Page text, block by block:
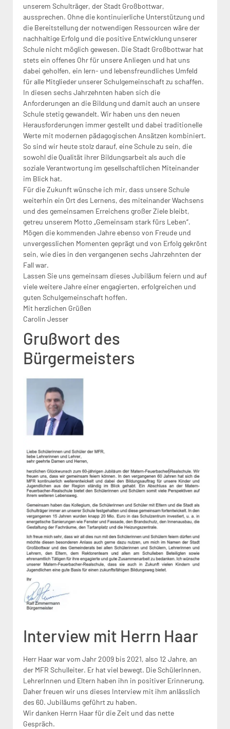
unserem Schulträger, der Stadt Großbottwar,
aussprechen. Ohne die kontinuierliche Unterstützung und
die Bereitstellung der notwendigen Ressourcen wäre der
nachhaltige Erfolg und die positive Entwicklung unserer
Schule nicht möglich gewesen. Die Stadt Großbottwar hat
stets ein offenes Ohr für unsere Anliegen und hat uns
dabei geholfen, ein lern- und lebensfreundliches Umfeld
für alle Mitglieder unserer Schulgemeinschaft zu schaffen.
In diesen sechs Jahrzehnten haben sich die
Anforderungen an die Bildung und damit auch an unsere
Schule stetig gewandelt. Wir haben uns den neuen
Herausforderungen immer gestellt und dabei traditionelle
Werte mit modernen pädagogischen Ansätzen kombiniert.
So sind wir heute stolz darauf, eine Schule zu sein, die
sowohl die Qualität ihrer Bildungsarbeit als auch die
soziale Verantwortung im gesellschaftlichen Miteinander
im Blick hat.
Für die Zukunft wünsche ich mir, dass unsere Schule
weiterhin ein Ort des Lernens, des miteinander Wachsens
und des gemeinsamen Erreichens großer Ziele bleibt,
getreu unserem Motto „Gemeinsam stark fürs Leben“.
Mögen die kommenden Jahre ebenso von Freude und
unvergesslichen Momenten geprägt und von Erfolg gekrönt
sein, wie dies in den vergangenen sechs Jahrzehnten der
Fall war.
Lassen Sie uns gemeinsam dieses Jubiläum feiern und auf
viele weitere Jahre einer engagierten, erfolgreichen und
guten Schulgemeinschaft hoffen.
Mit herzlichen Grüßen
Carolin Jesser
Grußwort des
Bürgermeisters
Interview mit Herrn Haar
Herr Haar war vom Jahr 2009 bis 2021, also 12 Jahre, an
der MFR Schulleiter. Er hat viel bewegt. Die SchülerInnen,
LehrerInnen und Eltern haben ihn in positiver Erinnerung.
Daher freuen wir uns dieses Interview mit ihm anlässlich
des 60. Jubiläums geführt zu haben.
Wir danken Herrn Haar für die Zeit und das nette
Gespräch.